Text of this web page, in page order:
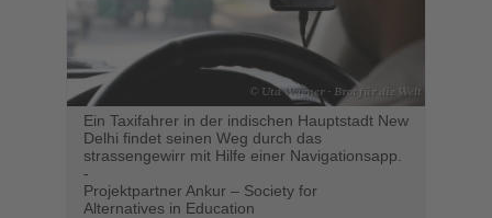
© Uta Wagner - Brot für die Welt
Ein Taxifahrer in der indischen Hauptstadt New
Delhi findet seinen Weg durch das
strassengewirr mit Hilfe einer Navigationsapp.
-
Projektpartner Ankur – Society for
Alternatives in Education